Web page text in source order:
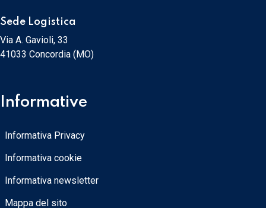
Sede Logistica
Via A. Gavioli, 33
41033 Concordia (MO)
Informative
Informativa Privacy
Informativa cookie
Informativa newsletter
Mappa del sito